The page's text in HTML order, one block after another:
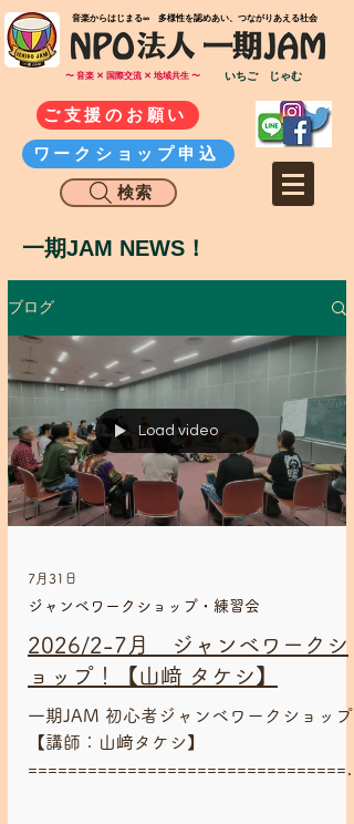
​音楽からはじまる∞ 多様性を認めあい、つながりあえる社会
〜 音楽 ✕ 国際交流 ✕ 地域共生 〜 いちご じゃむ
ご支援のお願い
ワークショップ申込
検索
一期JAM NEWS！
ブログ
Load video
7月31日
ジャンベワークショップ・練習会
2026/2-7月 ジャンベワークシ
ョップ！【山﨑 タケシ】
一期JAM 初心者ジャンベワークショップ
【講師：山﨑タケシ】